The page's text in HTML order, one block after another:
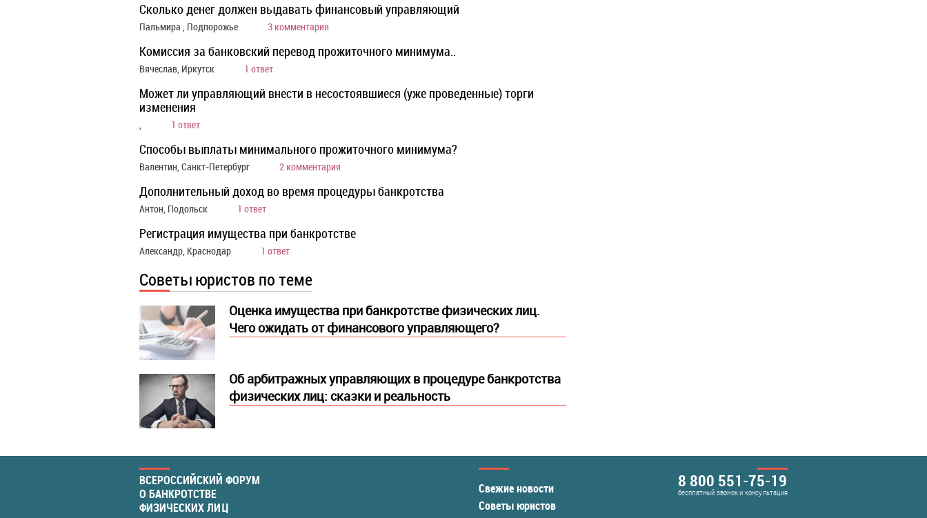
Сколько денег должен выдавать финансовый управляющий
Пальмира , Подпорожье 3 комментария
Комиссия за банковский перевод прожиточного минимума..
Вячеслав, Иркутск 1 ответ
Может ли управляющий внести в несостоявшиеся (уже проведенные) торги
изменения
, 1 ответ
Способы выплаты минимального прожиточного минимума?
Валентин, Санкт-Петербург 2 комментария
Дополнительный доход во время процедуры банкротства
Антон, Подольск 1 ответ
Регистрация имущества при банкротстве
Александр, Краснодар 1 ответ
Советы юристов по теме
Оценка имущества при банкротстве физических лиц.
Чего ожидать от финансового управляющего?
Об арбитражных управляющих в процедуре банкротства
физических лиц: сказки и реальность
ВСЕРОССИЙСКИЙ ФОРУМ
О БАНКРОТСТВЕ
ФИЗИЧЕСКИХ ЛИЦ
Свежие новости
Советы юристов
8 800 551-75-19
бесплатный звонок и консультация